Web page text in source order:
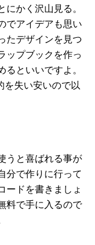
かく沢山見る。
でアイデアも思い
たデザインを見つ
ップブックを作っ
といいですよ。
を失い安いので以
うと喜ばれる事が
分で作りに行って
ードを書きましょ
料で手に入るので